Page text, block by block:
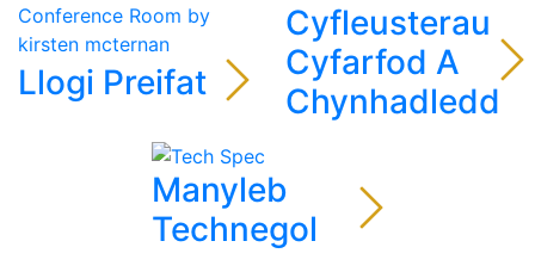
Llogi Preifat
Cyfleusterau
Cyfarfod A
Chynhadledd
Manyleb
Technegol